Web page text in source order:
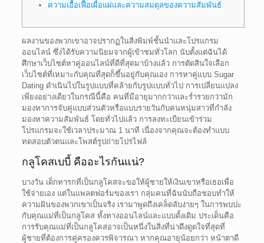
ความเอื้อเฟื้อเผื่อแผ่และความสมดุลของความสัมพันธ์
ผลงานของพวกเขาอาจปรากฏในสิ่งพิมพ์ชั้นนำและโปรแกรม
ออนไลน์ ซึ่งได้รับความนิยมจากผู้เข้าชมทั่วโลก นับตั้งแต่ฉันได้
ศึกษาเว็บไซต์หาคู่ออนไลน์ที่ดีที่สุดมาบ้างแล้ว การตัดสินใจเลือก
เว็บไซต์ที่เหมาะกับคุณที่สุดก็ขึ้นอยู่กับคุณเอง การหาคู่แบบ Sugar
Dating ดำเนินไปในรูปแบบที่คล้ายกับรูปแบบทั่วไป การเปลี่ยนแปลง
เพียงอย่างเดียวในกรณีนี้คือ คนที่มีอายุมากกว่าและร่ำรวยกว่ามัก
มองหาการจับคู่แบบส่วนตัวหรือแบบรายวันกับคนหนุ่มสาวที่กำลัง
มองหาความสัมพันธ์ โดยทั่วไปแล้ว การลงทะเบียนเข้าร่วม
โปรแกรมจะใช้เวลาประมาณ 1 นาที เนื่องจากคุณจะต้องทำแบบ
ทดสอบตัวตนและโพสต์รูปถ่ายโปรไฟล์
กลูโคสเบบี้ คืออะไรกันแน่?
บางวัน เด็กทารกที่เป็นกลูโคสจะขอให้ผู้ชายให้เงินเขาหรือเธอเพื่อ
ใช้จ่ายเอง แต่ในแพลตฟอร์มของเรา กลุ่มคนที่ฉันนับถือชอบทำให้
ความฝันของพวกเขาเป็นจริง เรามาพูดถึงเคล็ดลับง่ายๆ ในการพบปะ
กับคุณแม่ที่เป็นกลูโคส ทั้งทางออนไลน์และแบบดั้งเดิม ประเด็นคือ
การรับคุณแม่ที่เป็นกลูโคสอาจเป็นหนึ่งในสิ่งที่น่าดึงดูดใจที่สุดที่
ผู้ชายที่ต้องการคู่ครองควรพิจารณา หากคุณอายุน้อยกว่า หน้าตาดี